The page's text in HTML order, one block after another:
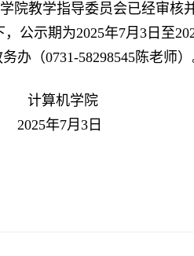
院教学指导委员会已经审核
公示期为2025年7月3日至
（0731-58298545陈老师）
计算机学院
2025年7月3日